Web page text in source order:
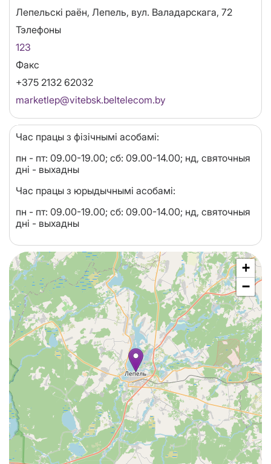
Адрес
Лепельскі раён, Лепель, вул. Валадарскага, 72
Тэлефоны
123
Факс
+375 2132 62032
Email
marketlep@vitebsk.beltelecom.by
Час працы з фізічнымі асобамі:
пн - пт: 09.00-19.00; сб: 09.00-14.00; нд, святочныя
дні - выхадны
Час працы з юрыдычнымі асобамі:
пн - пт: 09.00-19.00; сб: 09.00-14.00; нд, святочныя
дні - выхадны
+
−